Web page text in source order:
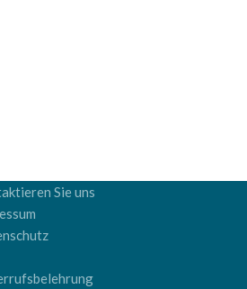
Sie uns